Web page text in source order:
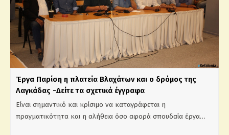
Έργα Παρίση η πλατεία Βλαχάτων και ο δρόμος της
Λαγκάδας -Δείτε τα σχετικά έγγραφα
Είναι σημαντικό και κρίσιμο να καταγράφεται η
πραγματικότητα και η αλήθεια όσο αφορά σπουδαία έργα…